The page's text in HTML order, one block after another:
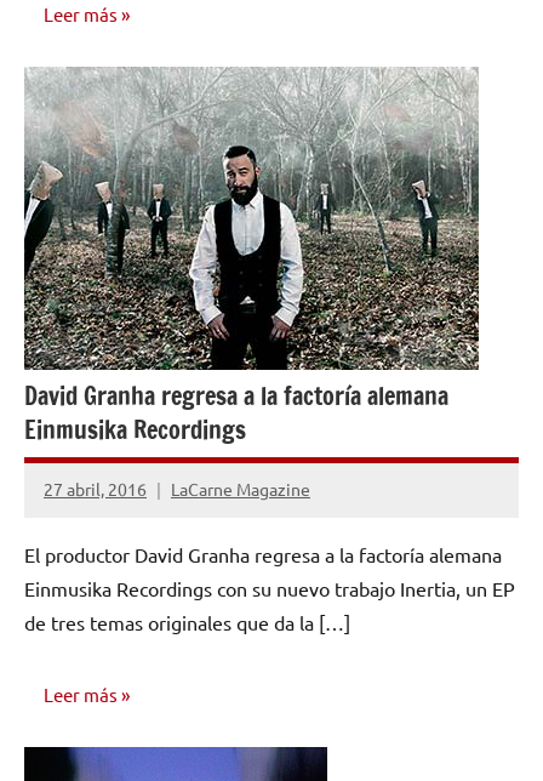
Leer más
OPINIÓN
David Granha regresa a la factoría alemana
Einmusika Recordings
27 abril, 2016 LaCarne Magazine
No
comentarios
El productor David Granha regresa a la factoría alemana
Einmusika Recordings con su nuevo trabajo Inertia, un EP
de tres temas originales que da la […]
Leer más
NOTICIAS